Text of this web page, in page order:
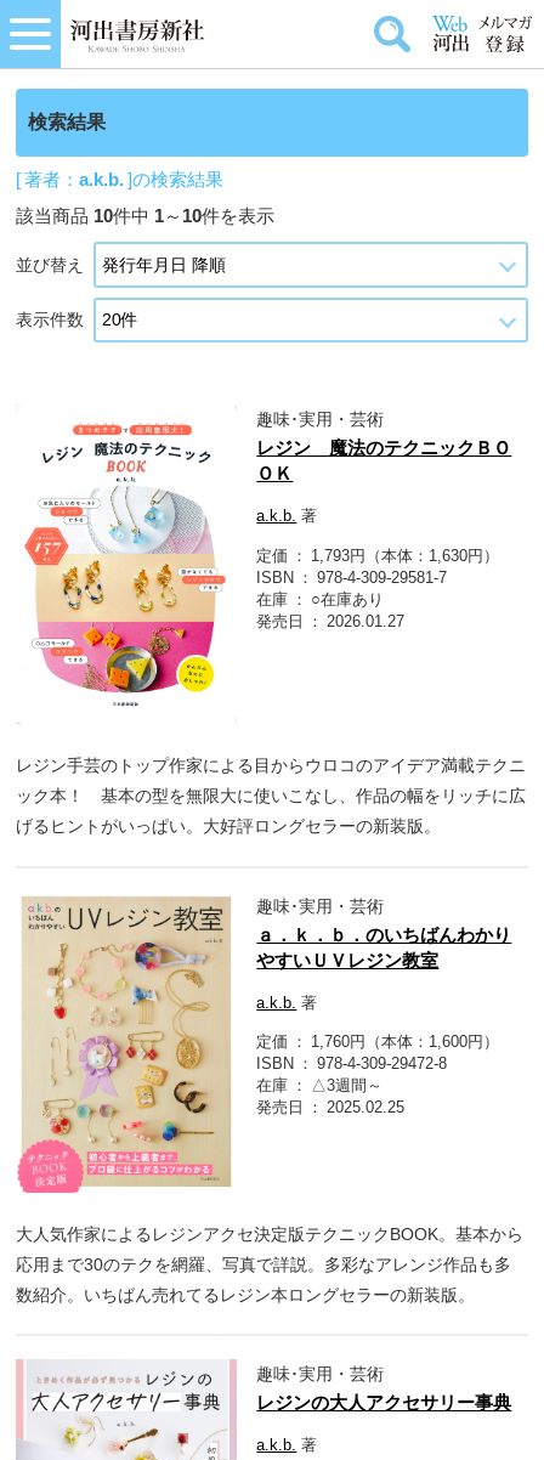
検索結果
[ 著者：a.k.b.]の検索結果
該当商品 10件中 1～ 10件を表示
並び替え
表示件数
趣味･実用・芸術
レジン 魔法のテクニックＢＯ
ＯＫ
a.k.b. 著
定価
1,793円（本体：1,630円）
ISBN
978-4-309-29581-7
在庫
○在庫あり
発売日
2026.01.27
レジン手芸のトップ作家による目からウロコのアイデア満載テクニ
ック本！ 基本の型を無限大に使いこなし、作品の幅をリッチに広
げるヒントがいっぱい。大好評ロングセラーの新装版。
趣味･実用・芸術
ａ．ｋ．ｂ．のいちばんわかり
やすいＵＶレジン教室
a.k.b. 著
定価
1,760円（本体：1,600円）
ISBN
978-4-309-29472-8
在庫
△3週間～
発売日
2025.02.25
大人気作家によるレジンアクセ決定版テクニックBOOK。基本から
応用まで30のテクを網羅、写真で詳説。多彩なアレンジ作品も多
数紹介。いちばん売れてるレジン本ロングセラーの新装版。
趣味･実用・芸術
レジンの大人アクセサリー事典
a.k.b. 著